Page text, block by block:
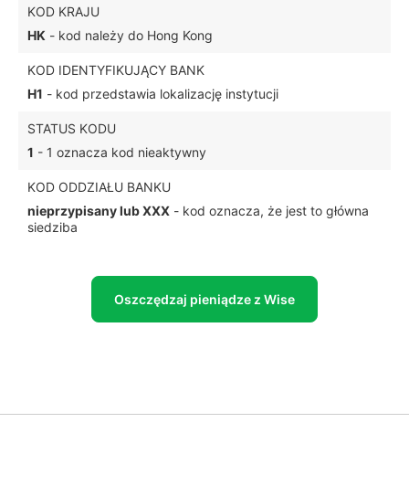
KOD KRAJU
HK - kod należy do Hong Kong
KOD IDENTYFIKUJĄCY BANK
H1 - kod przedstawia lokalizację instytucji
STATUS KODU
1 - 1 oznacza kod nieaktywny
KOD ODDZIAŁU BANKU
nieprzypisany lub XXX - kod oznacza, że jest to główna
siedziba
Oszczędzaj pieniądze z Wise